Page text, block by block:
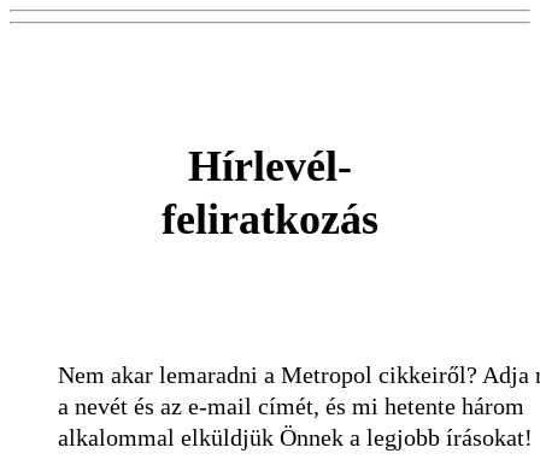
Hírlevél-
feliratkozás
Nem akar lemaradni a Metropol cikkeiről? Adja
a nevét és az e-mail címét, és mi hetente három
alkalommal elküldjük Önnek a legjobb írásokat!